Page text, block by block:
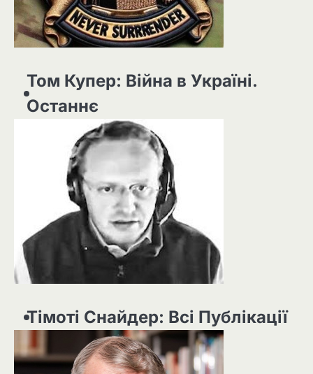
Том Купер: Війна в Україні.
Останнє
Тімоті Снайдер: Всі Публікації